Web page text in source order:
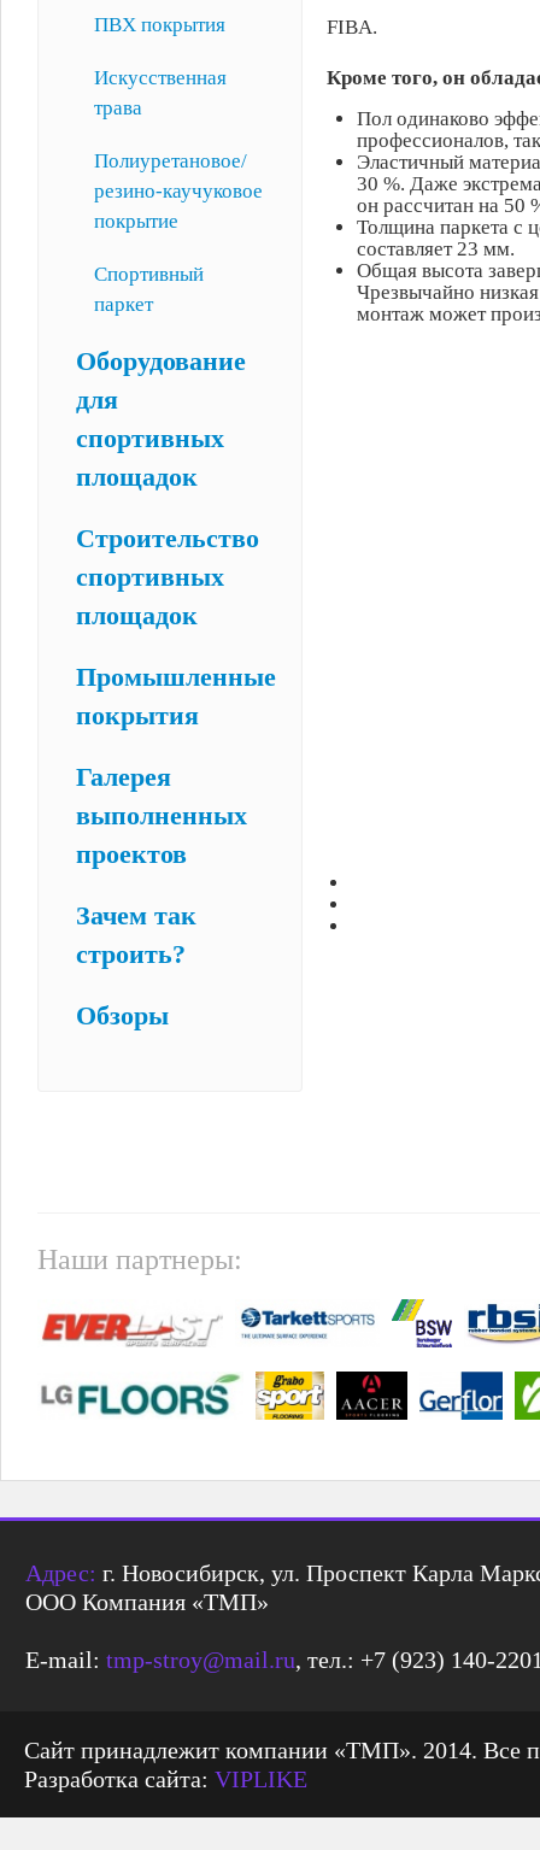
ПВХ покрытия
Искусственная
трава
Полиуретановое/
резино-каучуковое
покрытие
Спортивный
паркет
Оборудование
для
спортивных
площадок
Строительство
спортивных
площадок
Промышленные
покрытия
Галерея
выполненных
проектов
Зачем так
строить?
Обзоры
FIBA.
Кроме того, он
Пол одинаково
профессионалов,
Эластичный
30 %. Даже
он рассчитан на 50
Толщина паркета с
составляет 23 мм.
Общая высота
Чрезвычайно
монтаж может
Наши партнеры:
Адрес: г. Новосибирск, ул. Проспект Карла
ООО Компания «ТМП»
E-mail: tmp-stroy@mail.ru, тел.: +7 (923) 140-
Сайт принадлежит компании «ТМП». 2014. Все
Разработка сайта: VIPLIKE